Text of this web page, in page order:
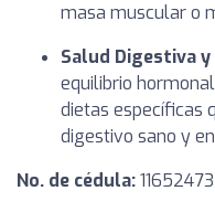
masa muscular o
Salud Digestiva
equilibrio
dietas específicas
digestivo sano y
No. de cédula:11652473